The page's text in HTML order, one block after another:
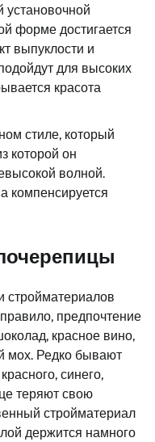
форме достигается
выпуклости и
для высоких
красота
стиле, который
которой он
волной.
компенсируется
стройматериалов
предпочтение
красное вино,
мох. Редко бывают
синего,
теряют свою
стройматериал
держится намного